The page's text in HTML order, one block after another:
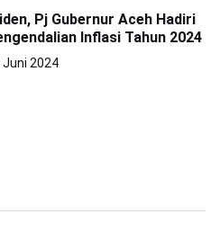
Pj Gubernur Aceh Hadiri
Inflasi Tahun 2024
Juni 2024